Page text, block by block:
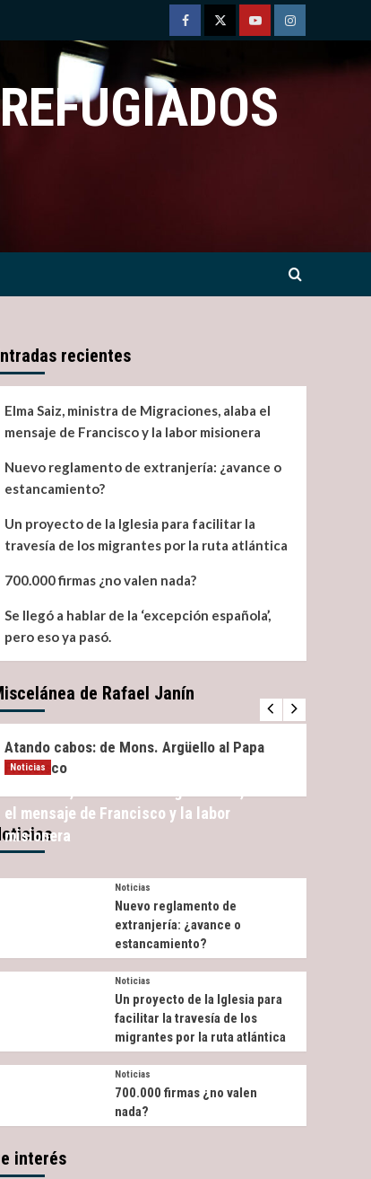
FacebookTwitterYoutubeInstagram
recientes
Elma Saiz, ministra de Migraciones, alaba el
mensaje de Francisco y la labor misionera
Nuevo reglamento de extranjería: ¿avance o
estancamiento?
Un proyecto de la Iglesia para facilitar la
travesía de los migrantes por la ruta atlántica
700.000 firmas ¿no valen nada?
Se llegó a hablar de la ‘excepción española’,
pero eso ya pasó.
de Rafael Janín
Miscelánea Noticias
Atando cabos: de Mons. Argüello al Papa
Francisco
Noticias
el mensaje de Francisco y la labor
misionera
Noticias
Nuevo reglamento de
extranjería: ¿avance o
estancamiento?
Noticias
Un proyecto de la Iglesia para
facilitar la travesía de los
migrantes por la ruta atlántica
Noticias
700.000 firmas ¿no valen
nada?
interés